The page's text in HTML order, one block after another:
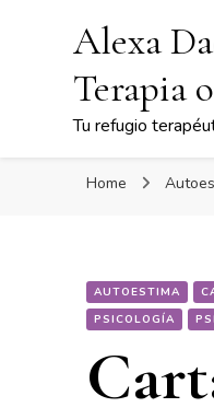
Alexa
Terapia
Tu refugio
Home
AUTOESTIMA
PSICOLOGÍA